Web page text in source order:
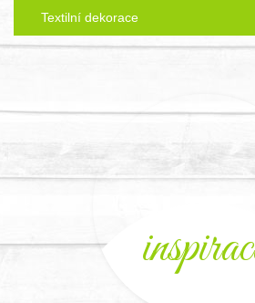
Textilní dekorace